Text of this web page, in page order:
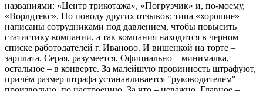
названиями: «Центр трикотажа», «Погрузчик» и, по-моему,
«Ворлдтекс». По поводу других отзывов: типа «хорошие»
написаны сотрудниками под давлением, чтобы повысить
статистику компании, а так компания находится в черном
списке работодателей г. Иваново. И вишенкой на торте –
зарплата. Серая, разумеется. Официально – минималка,
остальное – в конверте. За малейшую провинность штрафуют,
причём размер штрафа устанавливается "руководителем"